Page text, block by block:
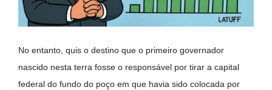
No entanto, quis o destino que o primeiro governador
nascido nesta terra fosse o responsável por tirar a capital
federal do fundo do poço em que havia sido colocada por